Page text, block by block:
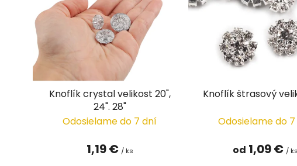
s
p
r
o
d
Knoflík crystal velikost 20",
24". 28"
Odosielame do 7 dní
1,19 € / ks
Knoflík štrasový
Odosielame do
od 1,09 € /